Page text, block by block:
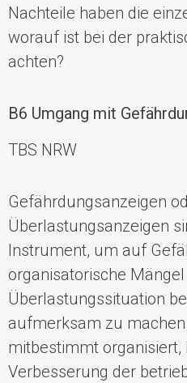
Nachteile haben die
worauf ist bei der
achten?
B6 Umgang mit
TBS NRW
Gefährdungsanzeigen
Überlastungsanzeigen
Instrument, um auf
organisatorische Mängel
Überlastungssituation
aufmerksam zu
mitbestimmt organisiert,
Verbesserung der